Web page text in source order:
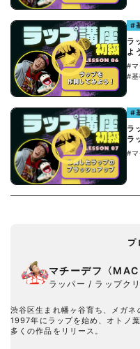
#
ラ
よ
#マ
#基
#
ラ
ラ
#マ
プ
マチーデフ〈
ラッパー / ラップク
渋谷区生まれ幡ヶ谷育ち、メガネ
1997年にラップを始め、オトノ
多くの作品をリリース。